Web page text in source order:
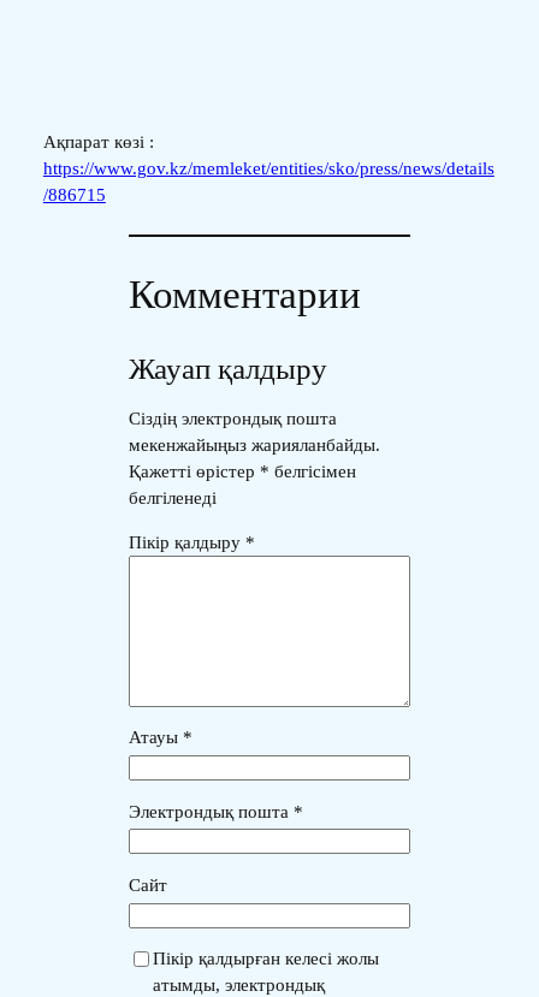
Ақпарат көзі :
https://www.gov.kz/memleket/entities/sko/press/news/details
/886715
Комментарии
Жауап қалдыру
Сіздің электрондық пошта
мекенжайыңыз жарияланбайды.
Қажетті өрістер * белгісімен
белгіленеді
Пікір қалдыру *
Атауы *
Электрондық пошта *
Сайт
Пікір қалдырған келесі жолы
атымды, электрондық